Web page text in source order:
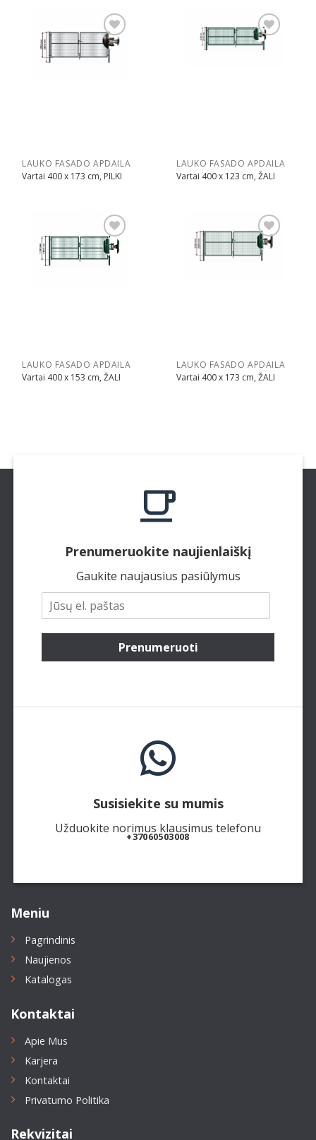
Pridėti
LAUKO FASADO APDAILA
Vartai 400 x 173 cm, PILKI
Pridėti
LAUKO FASADO APDAILA
Vartai 400 x 123 cm, ŽALI
Pridėti
LAUKO FASADO APDAILA
Vartai 400 x 153 cm, ŽALI
Pridėti
LAUKO FASADO APDAILA
Vartai 400 x 173 cm, ŽALI
Prenumeruokite naujienlaiškį
Gaukite naujausius pasiūlymus
Prenumeruoti
Susisiekite su mumis
Užduokite norimus klausimus telefonu
+37060503008
Meniu
Pagrindinis
Naujienos
Katalogas
Kontaktai
Apie Mus
Karjera
Kontaktai
Privatumo Politika
Rekvizitai